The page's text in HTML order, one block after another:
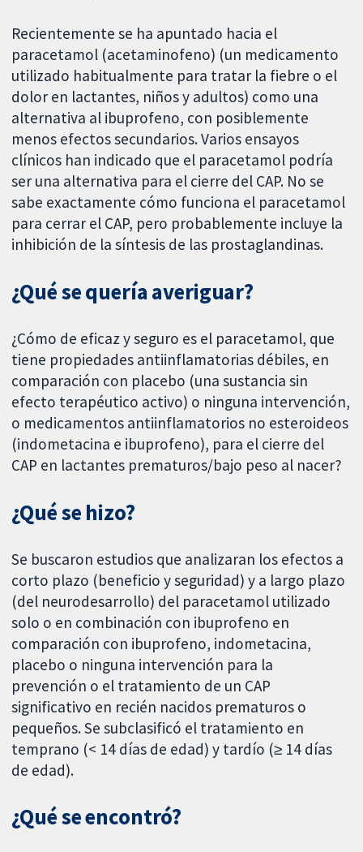
Recientemente se ha apuntado hacia el
paracetamol (acetaminofeno) (un medicamento
utilizado habitualmente para tratar la fiebre o el
dolor en lactantes, niños y adultos) como una
alternativa al ibuprofeno, con posiblemente
menos efectos secundarios. Varios ensayos
clínicos han indicado que el paracetamol podría
ser una alternativa para el cierre del CAP. No se
sabe exactamente cómo funciona el paracetamol
para cerrar el CAP, pero probablemente incluye la
inhibición de la síntesis de las prostaglandinas.
¿Qué se quería averiguar?
¿Cómo de eficaz y seguro es el paracetamol, que
tiene propiedades antiinflamatorias débiles, en
comparación con placebo (una sustancia sin
efecto terapéutico activo) o ninguna intervención,
o medicamentos antiinflamatorios no esteroideos
(indometacina e ibuprofeno), para el cierre del
CAP en lactantes prematuros/bajo peso al nacer?
¿Qué se hizo?
Se buscaron estudios que analizaran los efectos a
corto plazo (beneficio y seguridad) y a largo plazo
(del neurodesarrollo) del paracetamol utilizado
solo o en combinación con ibuprofeno en
comparación con ibuprofeno, indometacina,
placebo o ninguna intervención para la
prevención o el tratamiento de un CAP
significativo en recién nacidos prematuros o
pequeños. Se subclasificó el tratamiento en
temprano (< 14 días de edad) y tardío (≥ 14 días
de edad).
¿Qué se encontró?